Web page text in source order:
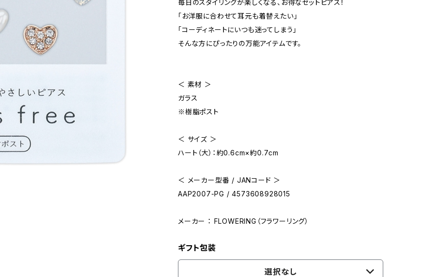
毎日のスタイリングが楽しくなる、お得なセットピアス！
「お洋服に合わせて耳元も着替えたい」
「コーディネートにいつも迷ってしまう」
そんな方にぴったりの万能アイテムです。
＜ 素材 ＞
ガラス
※樹脂ポスト
＜ サイズ ＞
ハート（大）：約0.6cm×約0.7cm
＜ メーカー型番 / JANコード ＞
AAP2007-PG / 4573608928015
メーカー ： FLOWERING（フラワーリング）
ギフト包装
選択なし